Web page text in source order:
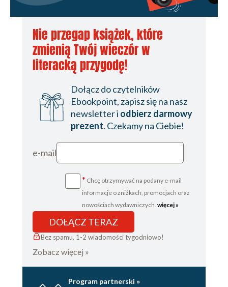
See Also
1.5 Creating and Saving a Sketch
Problem
Solution
Discussion
1.6 An Easy First Arduino Project
Problem
Solution
1.7 Using Arduino with Boards Not
Included in the Standard Distribution
Problem
Solution
Discussion
See Also
1.8 Using a 32-Bit Arduino (or
Solution
Discussion
Nie przegap książek, które
zmienią Twój wieczór w
literacką przygodę!
Dołącz do czytelników
Ebookpoint, zapisz się na nasz
newsletter i odbierz darmowy
prezent. Czekamy na Ciebie!
e-mail
* Chcę otrzymywać na podany e-mail
informacje o zniżkach, promocjach oraz
nowościach wydawniczych. więcej »
DOŁĄCZ TERAZ
Bez spamu, 1-2 wiadomości tygodniowo!
Zobacz więcej »
Program partnerski »